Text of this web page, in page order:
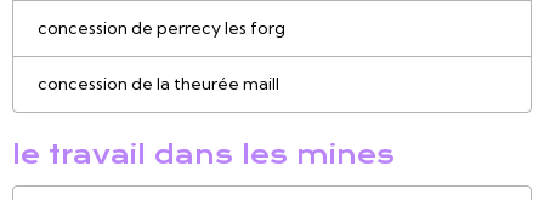
concession de perrecy les forg
concession de la theurée maill
le travail dans les mines